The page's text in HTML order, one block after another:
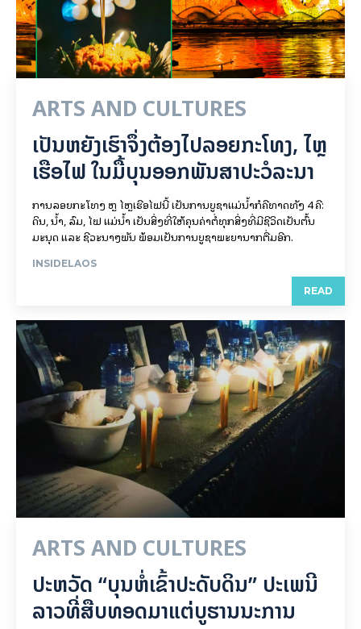
ARTS AND CULTURES
ເປັນ​ຫຍັງ​ເຮົາ​ຈຶ່ງ​ຕ້ອງ​ໄປລອຍ​ກະ​ໂທງ, ໄຫຼ​
ເຮືອ​ໄຟ ໃນ​ມື້​​ບຸນ​ອອກ​ພັນ​ສາ​ປະ​ວໍ​ລະ​ນາ
ການລອຍ​ກະ​ໂທງ ຫຼື ໄຫຼເຮືອໄຟນີ້ ເປັນການບູຊາແມ່ນໍ້າກໍຄືທາດທັງ 4 ຄື:
ດິນ, ນໍ້າ, ລົມ, ໄຟ ແມ່ນໍ້າ ເປັນສິ່ງທີ່ໃຫ້ຄຸນຄ່າຕໍ່ທຸກສິ່ງທີ່ມີຊີວິດເປັນຕົ້ນ
ມະນຸດ ແລະ ຊີວະນາໆພັນ ພ້ອມເປັນການບູຊາພະຍານາກຕື່ມອີກ.
INSIDELAOS
READ
ARTS AND CULTURES
ປະຫວັດ “ບຸນຫໍ່ເຂົ້າປະດັບດິນ” ປະເພນີ
ລາວທີ່ສືບທອດມາແຕ່ບູຮານນະການ